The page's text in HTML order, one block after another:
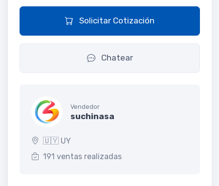
Solicitar Cotización
Chatear
Vendedor
suchinasa
🇺🇾 UY
191 ventas realizadas